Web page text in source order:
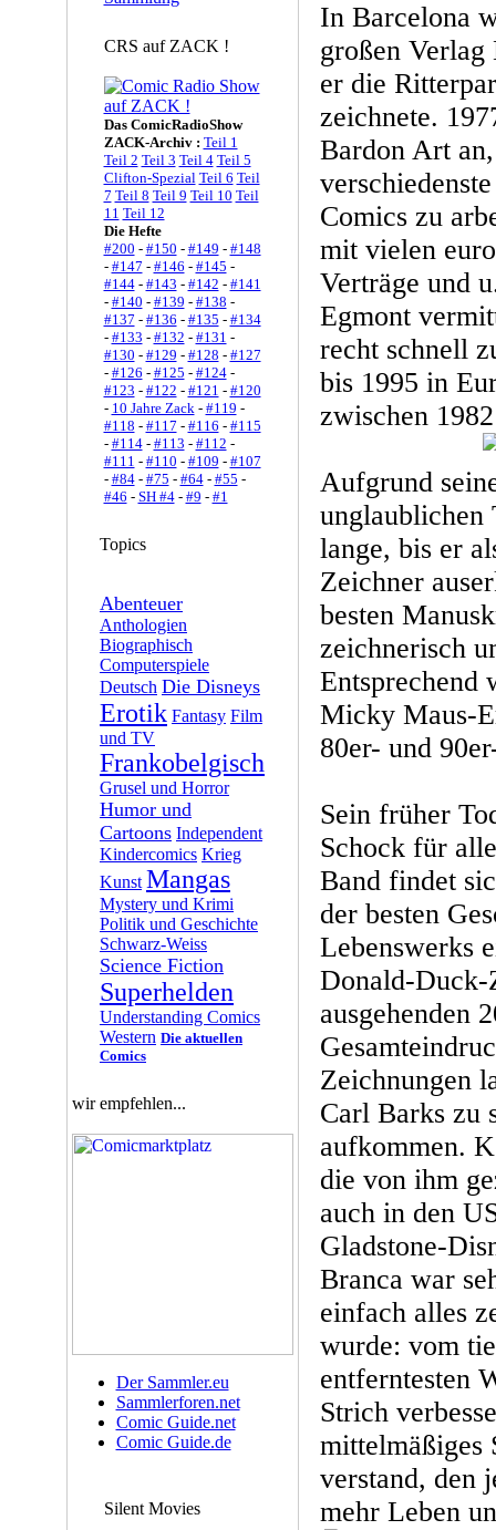
CRS auf ZACK !
Das ComicRadioShow
ZACK-Archiv : Teil 1
Teil 2 Teil 3 Teil 4 Teil 5
Clifton-Spezial Teil 6 Teil
7 Teil 8 Teil 9 Teil 10 Teil
11 Teil 12
Die Hefte
#200 - #150 - #149 - #148
- #147 - #146 - #145 -
#144- #143 - #142 - #141
- #140 - #139 - #138 -
#137 - #136 - #135 - #134
- #133 - #132 - #131 -
#130 - #129 - #128 - #127
- #126 - #125 - #124-
#123 - #122 - #121 - #120
- 10 Jahre Zack- #119 -
#118 - #117 - #116 - #115
- #114- #113 - #112 -
#111 - #110 - #109 - #107
- #84- #75 - #64- #55 -
#46 - SH #4- #9 - #1
Topics
Abenteuer
Anthologien
Biographisch
Computerspiele
Deutsch Die Disneys
Erotik Fantasy Film
und TV
Frankobelgisch
Grusel und Horror
Humor und
Cartoons Independent
Kindercomics Krieg
Kunst Mangas
Mystery und Krimi
Politik und Geschichte
Schwarz-Weiss
Science Fiction
Superhelden
Understanding Comics
Western Die aktuellen
Comics
wir empfehlen...
Der Sammler.eu
Sammlerforen.net
Comic Guide.net
Comic Guide.de
Silent Movies
In Barcelona
großen Verlag
er die
zeichnete.
Bardon Art
Comics zu
mit vielen
Verträge und
Egmont
recht schnell
bis 1995 in
zwischen
Aufgrund
unglaublichen
lange, bis er
Zeichner
besten
zeichnerisch
Entsprechend
Micky Maus-
80er- und
Sein früher
Schock für
Band findet
der besten
Lebenswerks
Donald-Duck-
ausgehenden
Zeichnungen
Carl Barks zu
aufkommen.
die von ihm
auch in den
Gladstone-
Branca war
einfach alles
wurde: vom
entferntesten
Strich
mittelmäßiges
verstand, den
mehr Leben